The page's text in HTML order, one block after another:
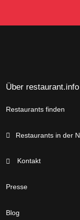
Über restaurant.info
Restaurants finden
Restaurants in der
Kontakt
Presse
Blog